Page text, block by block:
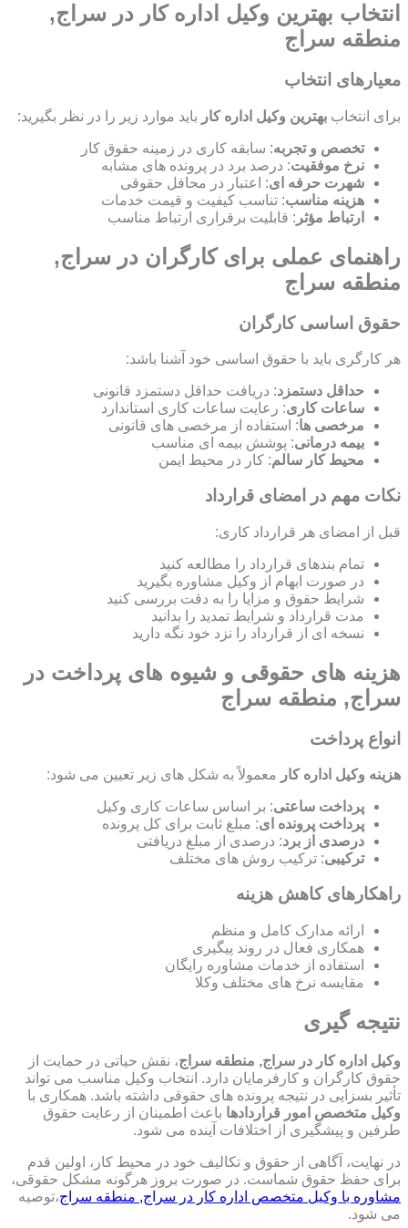
انتخاب بهترین وکیل اداره کار در سراج,
منطقه سراج
معیارهای انتخاب
برای انتخاب بهترین وکیل اداره کار باید موارد زیر را در نظر بگیرید:
تخصص و تجربه: سابقه کاری در زمینه حقوق کار
نرخ موفقیت: درصد برد در پرونده های مشابه
شهرت حرفه ای: اعتبار در محافل حقوقی
هزینه مناسب: تناسب کیفیت و قیمت خدمات
ارتباط مؤثر : قابلیت برقراری ارتباط مناسب
راهنمای عملی برای کارگران در سراج,
منطقه سراج
حقوق اساسی کارگران
هر کارگری باید با حقوق اساسی خود آشنا باشد:
حداقل دستمزد: دریافت حداقل دستمزد قانونی
ساعات کاری: رعایت ساعات کاری استاندارد
مرخصی ها: استفاده از مرخصی های قانونی
بیمه درمانی: پوشش بیمه ای مناسب
محیط کار سالم: کار در محیط ایمن
نکات مهم در امضای قرارداد
قبل از امضای هر قرارداد کاری:
تمام بندهای قرارداد را مطالعه کنید
در صورت ابهام از وکیل مشاوره بگیرید
شرایط حقوق و مزایا را به دقت بررسی کنید
مدت قرارداد و شرایط تمدید را بدانید
نسخه ای از قرارداد را نزد خود نگه دارید
هزینه های حقوقی و شیوه های پرداخت در
سراج, منطقه سراج
انواع پرداخت
هزینه وکیل اداره کار معمولاً به شکل های زیر تعیین می شود:
پرداخت ساعتی: بر اساس ساعات کاری وکیل
پرداخت پرونده ای: مبلغ ثابت برای کل پرونده
درصدی از برد: درصدی از مبلغ دریافتی
ترکیبی: ترکیب روش های مختلف
راهکارهای کاهش هزینه
ارائه مدارک کامل و منظم
همکاری فعال در روند پیگیری
استفاده از خدمات مشاوره رایگان
مقایسه نرخ های مختلف وکلا
نتیجه گیری
وکیل اداره کار در سراج, منطقه سراج، نقش حیاتی در حمایت از
حقوق کارگران و کارفرمایان دارد. انتخاب وکیل مناسب می تواند
تأثیر بسزایی در نتیجه پرونده های حقوقی داشته باشد. همکاری با
وکیل متخصص امور قراردادها باعث اطمینان از رعایت حقوق
طرفین و پیشگیری از اختلافات آینده می شود.
در نهایت، آگاهی از حقوق و تکالیف خود در محیط کار، اولین قدم
برای حفظ حقوق شماست. در صورت بروز هرگونه مشکل حقوقی،
مشاوره با وکیل متخصص اداره کار در سراج, منطقه سراج،توصیه
می شود.